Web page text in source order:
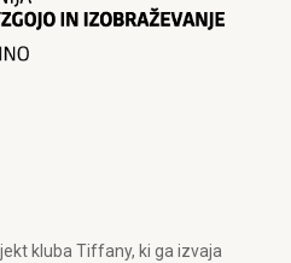
kluba Tiffany, ki ga izvaja